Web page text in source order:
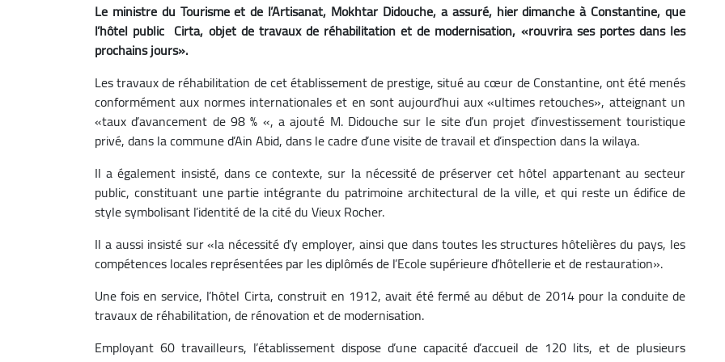
Le ministre du Tourisme et de l’Artisanat, Mokhtar Didouche, a assuré, hier dimanche à Constantine, que
l’hôtel public Cirta, objet de travaux de réhabilitation et de modernisation, «rouvrira ses portes dans les
prochains jours».
Les travaux de réhabilitation de cet établissement de prestige, situé au cœur de Constantine, ont été menés
conformément aux normes internationales et en sont aujourd’hui aux «ultimes retouches», atteignant un
«taux d’avancement de 98 % «, a ajouté M. Didouche sur le site d’un projet d’investissement touristique
privé, dans la commune d’Ain Abid, dans le cadre d’une visite de travail et d’inspection dans la wilaya.
Il a également insisté, dans ce contexte, sur la nécessité de préserver cet hôtel appartenant au secteur
public, constituant une partie intégrante du patrimoine architectural de la ville, et qui reste un édifice de
style symbolisant l’identité de la cité du Vieux Rocher.
Il a aussi insisté sur «la nécessité d’y employer, ainsi que dans toutes les structures hôtelières du pays, les
compétences locales représentées par les diplômés de l’Ecole supérieure d’hôtellerie et de restauration».
Une fois en service, l’hôtel Cirta, construit en 1912, avait été fermé au début de 2014 pour la conduite de
travaux de réhabilitation, de rénovation et de modernisation.
Employant 60 travailleurs, l’établissement dispose d’une capacité d’accueil de 120 lits, et de plusieurs